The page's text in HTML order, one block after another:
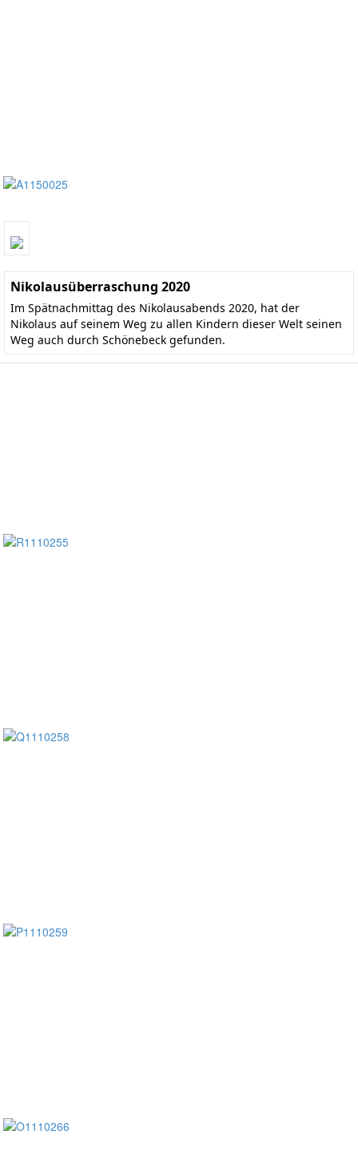
Nikolausüberraschung 2020
Im Spätnachmittag des Nikolausabends 2020, hat der
Nikolaus auf seinem Weg zu allen Kindern dieser Welt seinen
Weg auch durch Schönebeck gefunden.